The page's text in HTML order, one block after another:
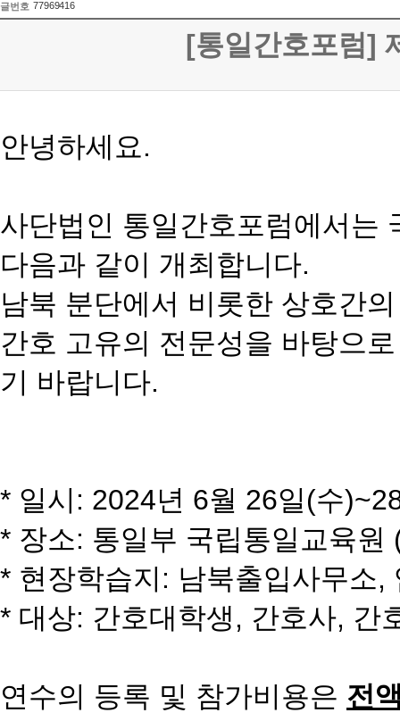
글번호 77969416
[통일간호포럼]
안녕하세요 .
사단법인 통일간호 포럼에서는
다음과 같이 개최합니다.
남북 분단에서 비롯한 상호간
간호 고유의 전문성을 바탕으
기 바랍니다.
* 일시 : 2024년 6월 26일(수
* 장소: 통일부 국립통일 교육원
* 현장학습지 : 남북출입사무소,
* 대상: 간호대학생, 간호사, 간
연수의 등록 및 참가비용은 전